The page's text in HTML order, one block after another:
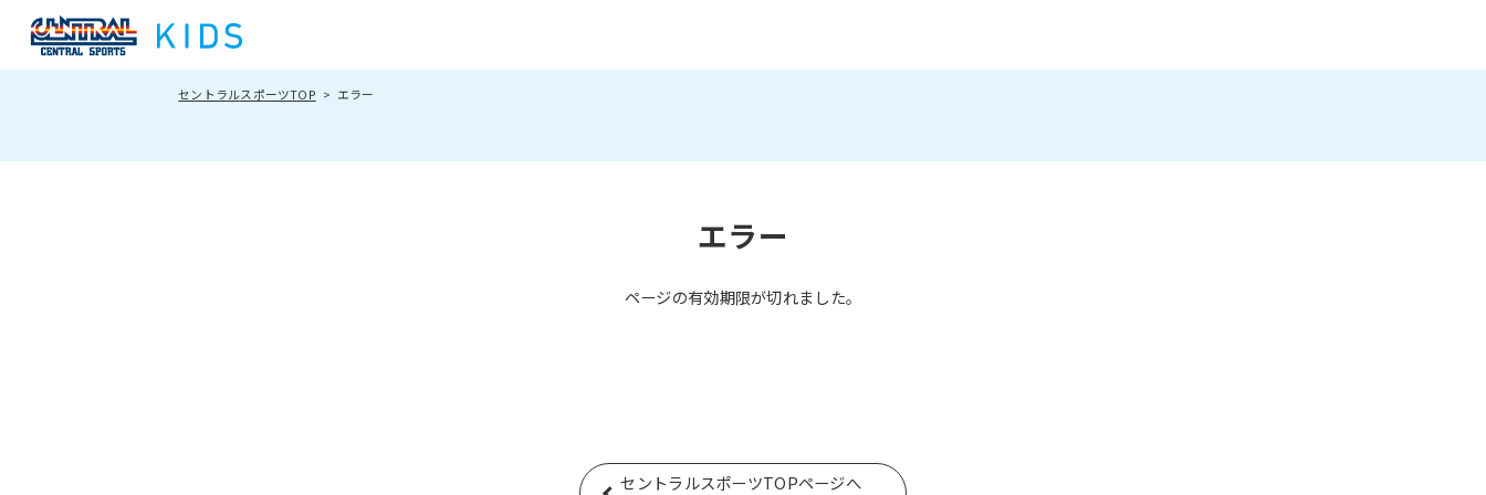
セントラルスポーツTOP エラー
エラー
ページの有効期限が切れました。
セントラルスポーツTOPページへ